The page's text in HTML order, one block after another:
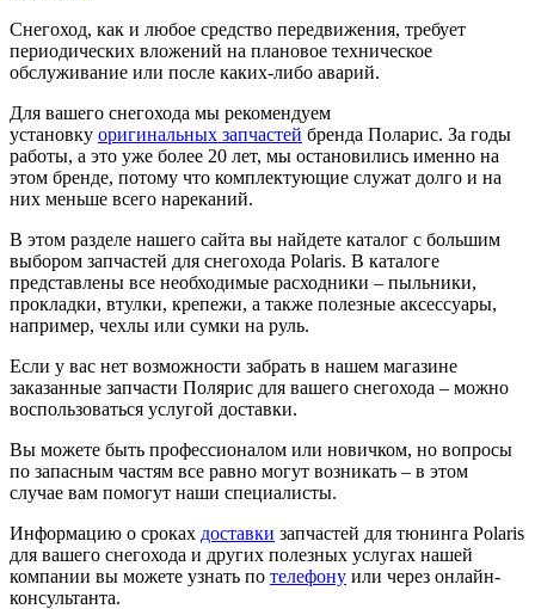
Снегоход, как и любое средство передвижения, требует
периодических вложений на плановое техническое
обслуживание или после каких-либо аварий.
Для вашего снегохода мы рекомендуем
установку оригинальных запчастей бренда Поларис. За годы
работы, а это уже более 20 лет, мы остановились именно на
этом бренде, потому что комплектующие служат долго и на
них меньше всего нареканий.
В этом разделе нашего сайта вы найдете каталог с большим
выбором запчастей для снегохода Polaris. В каталоге
представлены все необходимые расходники – пыльники,
прокладки, втулки, крепежи, а также полезные аксессуары,
например, чехлы или сумки на руль.
Если у вас нет возможности забрать в нашем магазине
заказанные запчасти Полярис для вашего снегохода – можно
воспользоваться услугой доставки.
Вы можете быть профессионалом или новичком, но вопросы
по запасным частям все равно могут возникать – в этом
случае вам помогут наши специалисты.
Информацию о сроках доставки запчастей для тюнинга Polaris
для вашего снегохода и других полезных услугах нашей
компании вы можете узнать по телефону или через онлайн-
консультанта.